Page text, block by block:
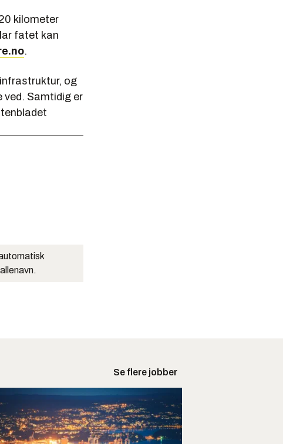
kilometer
fatet kan
.
og
ved. Samtidig er
Se flere jobber